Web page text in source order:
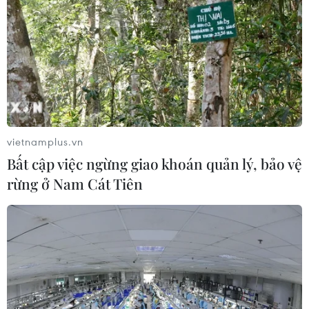
đối tác tại Canada, Nhật Bản, Hàn Quốc và các
nước châu Âu, đồng thời theo dõi sát sao chính
sách thuế quan của Mỹ để điều chỉnh phương
án tiếp cận phù hợp.”
Bên cạnh việc mở rộng thị trường, các doanh
nghiệp cũng tập trung tối ưu hóa chi phí sản
Tổng Công ty cổ phần May Việt Tiến, cho biết:
“Dù đơn hàng tháng 10, 11/2025 có xu hướng
giảm, chúng tôi vẫn chủ động tìm mọi nguồn
lực để đảm bảo nguồn hàng, ổn định sản xuất
và đạt doanh thu, lợi nhuận theo kế hoạch
năm.”
vietnamplus.vn
Bất cập việc ngừng giao khoán quản lý, bảo vệ
rừng ở Nam Cát Tiên